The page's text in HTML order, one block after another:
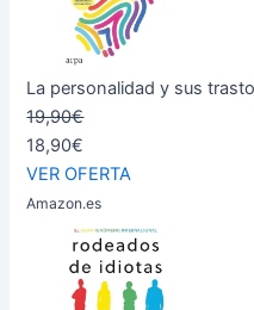
La personalidad y sus
19,90€
18,90€
VER OFERTA
Amazon.es